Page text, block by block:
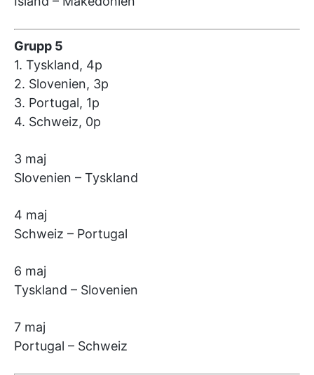
Grupp 5
1. Tyskland, 4p
2. Slovenien, 3p
3. Portugal, 1p
4. Schweiz, 0p
3 maj
Slovenien – Tyskland
4 maj
Schweiz – Portugal
6 maj
Tyskland – Slovenien
7 maj
Portugal – Schweiz